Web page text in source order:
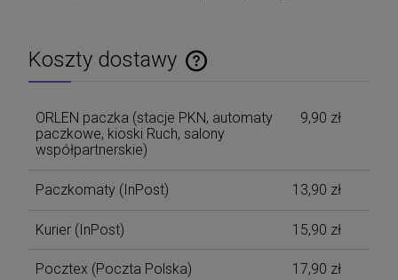
Koszty dostawy
Cena nie zawiera ewentualnych kosztów płatności
ORLEN paczka (stacje PKN, automaty
paczkowe, kioski Ruch, salony
współpartnerskie)
9,90 zł
Paczkomaty (InPost) 13,90 zł
Kurier (InPost) 15,90 zł
Pocztex (Poczta Polska) 17,90 zł